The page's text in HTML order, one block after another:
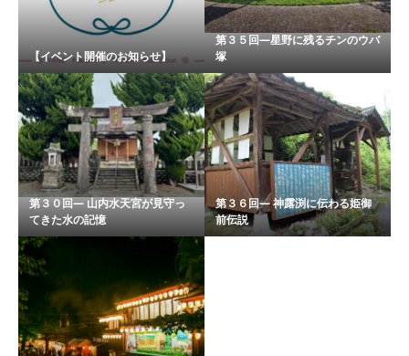
【イベント開催のお知らせ】
第３５回―星野に残るチンのウバ
塚
第３０回― 山内水天宮が見守っ
てきた水の記憶
第３６回― 神露渕に伝わる姫御
前伝説